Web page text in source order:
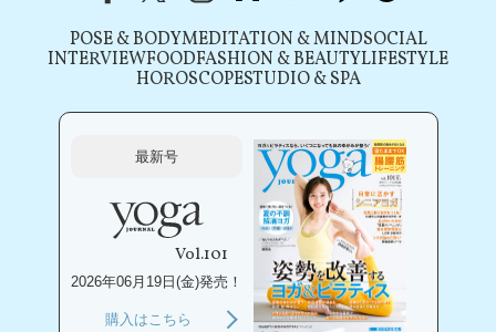
POSE & BODYMEDITATION & MINDSOCIAL
INTERVIEWFOODFASHION & BEAUTYLIFESTYLE
HOROSCOPESTUDIO & SPA
最新号
Vol.101
2026年06月19日(金)発売！
購入はこちら